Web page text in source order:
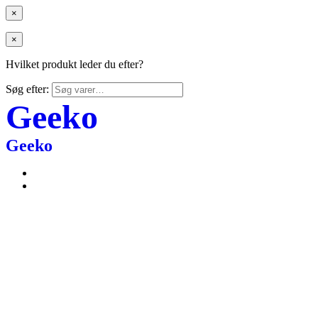
×
×
Hvilket produkt leder du efter?
Søg efter:
Geeko
Geeko